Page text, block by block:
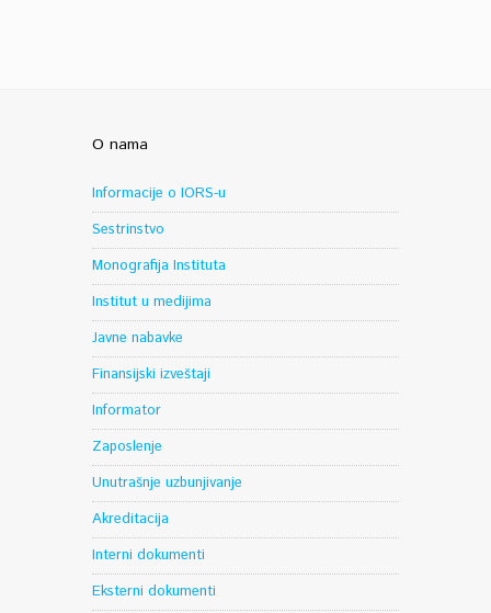
O nama
Informacije o IORS-u
Sestrinstvo
Monografija Instituta
Institut u medijima
Javne nabavke
Finansijski izveštaji
Informator
Zaposlenje
Unutrašnje uzbunjivanje
Akreditacija
Interni dokumenti
Eksterni dokumenti